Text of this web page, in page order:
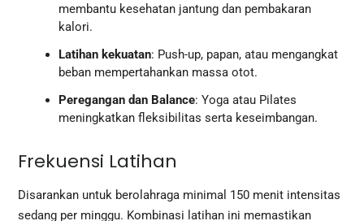
membantu kesehatan jantung dan pembakaran
kalori.
Latihan kekuatan: Push-up, papan, atau mengangkat
beban mempertahankan massa otot.
Peregangan dan Balance: Yoga atau Pilates
meningkatkan fleksibilitas serta keseimbangan.
Frekuensi Latihan
Disarankan untuk berolahraga minimal 150 menit intensitas
sedang per minggu. Kombinasi latihan ini memastikan